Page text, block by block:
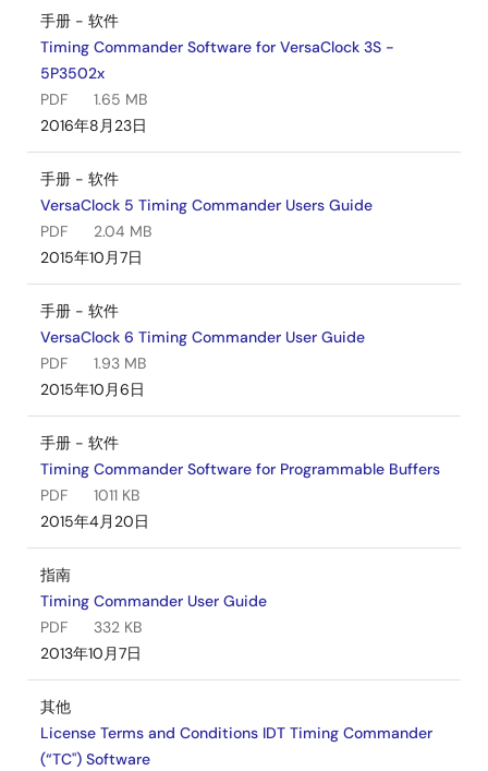
手册 - 软件
Timing Commander Software for VersaClock 3S -
5P3502x
PDF
1.65 MB
2016年8月23日
手册 - 软件
VersaClock 5 Timing Commander Users Guide
PDF
2.04 MB
2015年10月7日
手册 - 软件
VersaClock 6 Timing Commander User Guide
PDF
1.93 MB
2015年10月6日
手册 - 软件
Timing Commander Software for Programmable Buffers
PDF
1011 KB
2015年4月20日
指南
Timing Commander User Guide
PDF
332 KB
2013年10月7日
其他
License Terms and Conditions IDT Timing Commander
(“TC") Software